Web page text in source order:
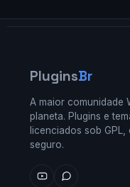
PluginsBr
A maior comunidade
planeta. Plugins e
licenciados sob
seguro.